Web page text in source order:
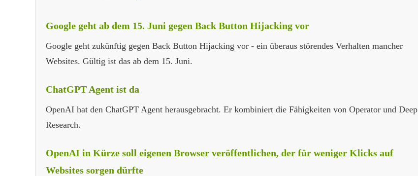
Google geht ab dem 15. Juni gegen Back Button Hijacking vor
Google geht zukünftig gegen Back Button Hijacking vor - ein überaus störendes Verhalten mancher
Websites. Gültig ist das ab dem 15. Juni.
ChatGPT Agent ist da
OpenAI hat den ChatGPT Agent herausgebracht. Er kombiniert die Fähigkeiten von Operator und Deep
Research.
OpenAI in Kürze soll eigenen Browser veröffentlichen, der für weniger Klicks auf
Websites sorgen dürfte